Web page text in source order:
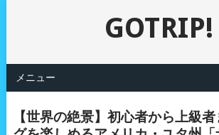
GOTRIP!
メニュー
【世界の絶景】初心者から上級